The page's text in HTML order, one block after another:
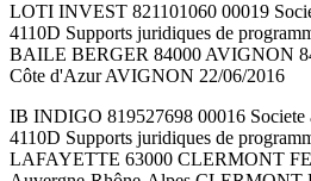
LOTI INVEST 821101060 00019
4110D Supports juridiques de
BAILE BERGER 84000 AVIGNON
Côte d'Azur AVIGNON 22/06/2016
IB INDIGO 819527698 00016 Societe
4110D Supports juridiques de
LAFAYETTE 63000 CLERMONT